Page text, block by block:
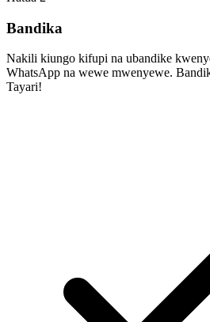
Bandika
Nakili kiungo kifupi na ubandike
WhatsApp na wewe mwenyewe.
Tayari!